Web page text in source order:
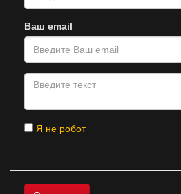
Ваш email
Я не робот